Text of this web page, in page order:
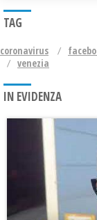
TAG
coronavirus
venezia
IN EVIDENZA